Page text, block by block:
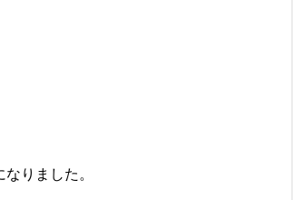
りました。